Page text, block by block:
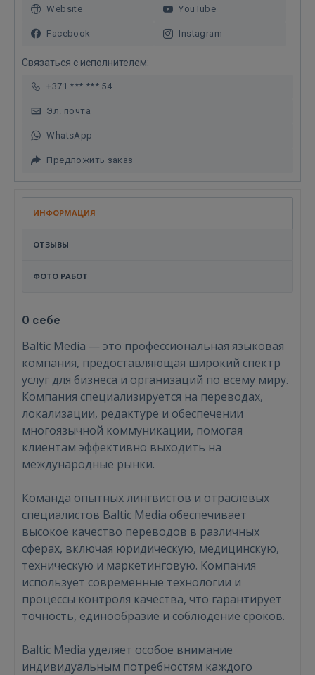
Войти
Website YouTube
Facebook Instagram
Связаться с исполнителем:
+371 *** *** 54
Эл. почта
WhatsApp
Предложить заказ
ИНФОРМАЦИЯ
ОТЗЫВЫ
ФОТО РАБОТ
О себе
Baltic Media — это профессиональная языковая
компания, предоставляющая широкий спектр
услуг для бизнеса и организаций по всему миру.
Компания специализируется на переводах,
локализации, редактуре и обеспечении
многоязычной коммуникации, помогая
клиентам эффективно выходить на
международные рынки.
Команда опытных лингвистов и отраслевых
специалистов Baltic Media обеспечивает
высокое качество переводов в различных
сферах, включая юридическую, медицинскую,
техническую и маркетинговую. Компания
использует современные технологии и
процессы контроля качества, что гарантирует
точность, единообразие и соблюдение сроков.
Baltic Media уделяет особое внимание
индивидуальным потребностям каждого